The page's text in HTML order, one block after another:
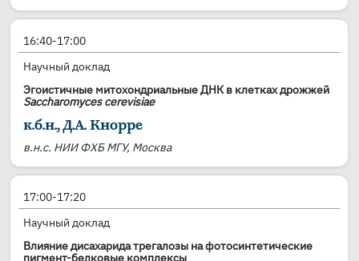
16:40-17:00
Научный доклад
Эгоистичные митохондриальные ДНК в клетках дрожжей
Saccharomyces cerevisiae
к.б.н., Д.А. Кнорре
в.н.с. НИИ ФХБ МГУ, Москва
17:00-17:20
Научный доклад
Влияние дисахарида трегалозы на фотосинтетические
пигмент-белковые комплексы